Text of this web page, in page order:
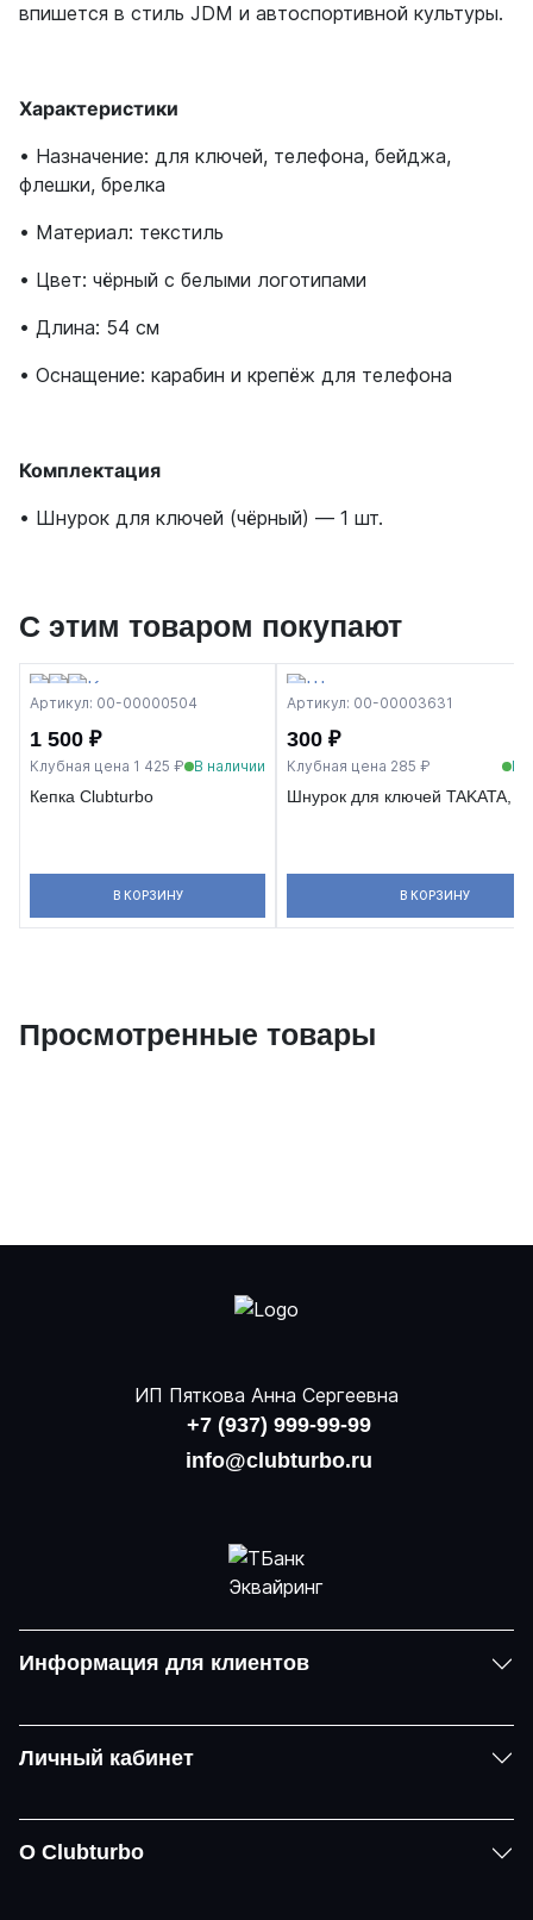
впишется в стиль JDM и автоспортивной культуры.
Характеристики
• Назначение: для ключей, телефона, бейджа,
флешки, брелка
• Материал: текстиль
• Цвет: чёрный с белыми логотипами
• Длина: 54 см
• Оснащение: карабин и крепёж для телефона
Комплектация
• Шнурок для ключей (чёрный) — 1 шт.
С этим товаром покупают
Артикул: 00-00000504
1 500 ₽
Клубная цена 1 425 ₽ В наличии
Кепка Clubturbo
В КОРЗИНУ
Артикул: 00-00003631
300 ₽
Клубная цена 285 ₽ В
Шнурок для ключей TAKATA,
В КОРЗИНУ
Просмотренные товары
ИП Пяткова Анна Сергеевна
+7 (937) 999-99-99
info@clubturbo.ru
Информация для клиентов
Личный кабинет
О Clubturbo